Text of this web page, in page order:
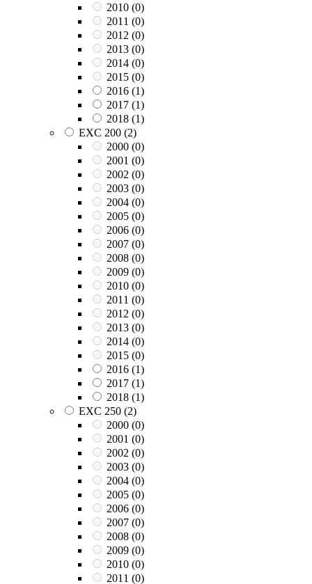
2010 (0)
2011 (0)
2012 (0)
2013 (0)
2014 (0)
2015 (0)
2016 (1)
2017 (1)
2018 (1)
EXC 200 (2)
2000 (0)
2001 (0)
2002 (0)
2003 (0)
2004 (0)
2005 (0)
2006 (0)
2007 (0)
2008 (0)
2009 (0)
2010 (0)
2011 (0)
2012 (0)
2013 (0)
2014 (0)
2015 (0)
2016 (1)
2017 (1)
2018 (1)
EXC 250 (2)
2000 (0)
2001 (0)
2002 (0)
2003 (0)
2004 (0)
2005 (0)
2006 (0)
2007 (0)
2008 (0)
2009 (0)
2010 (0)
2011 (0)